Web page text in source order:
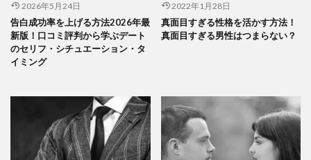
2026年5月24日
告白成功率を上げる方法2026年最
新版！口コミ評判から学ぶデート
のセリフ・シチュエーション・タ
イミング
2022年1月28日
真面目すぎる性格を活かす方法！
真面目すぎる男性はつまらない？